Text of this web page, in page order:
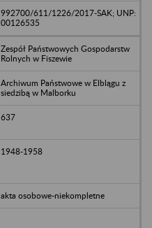
992700/611/1226/2017-SAK; UNP:
00126535
Zespół Państwowych Gospodarstw
Rolnych w Fiszewie
Archiwum Państwowe w Elblągu z
siedzibą w Malborku
637
1948-1958
akta osobowe-niekompletne